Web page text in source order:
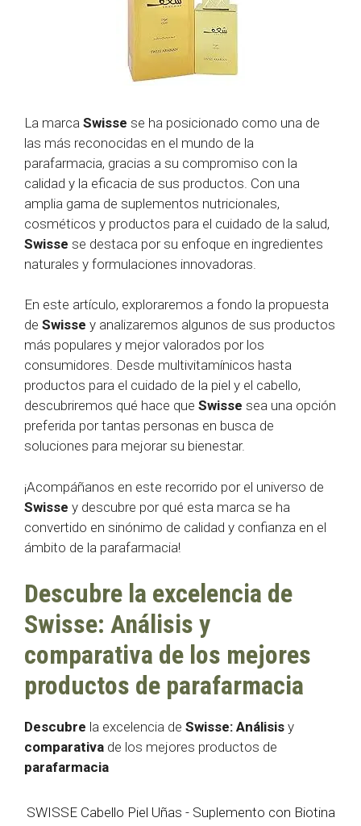
La marca Swisse se ha posicionado como una de
las más reconocidas en el mundo de la
parafarmacia, gracias a su compromiso con la
calidad y la eficacia de sus productos. Con una
amplia gama de suplementos nutricionales,
cosméticos y productos para el cuidado de la salud,
Swisse se destaca por su enfoque en ingredientes
naturales y formulaciones innovadoras.
En este artículo, exploraremos a fondo la propuesta
de Swisse y analizaremos algunos de sus productos
más populares y mejor valorados por los
consumidores. Desde multivitamínicos hasta
productos para el cuidado de la piel y el cabello,
descubriremos qué hace que Swisse sea una opción
preferida por tantas personas en busca de
soluciones para mejorar su bienestar.
¡Acompáñanos en este recorrido por el universo de
Swisse y descubre por qué esta marca se ha
convertido en sinónimo de calidad y confianza en el
ámbito de la parafarmacia!
Descubre la excelencia de
Swisse: Análisis y
comparativa de los mejores
productos de parafarmacia
Descubre la excelencia de Swisse: Análisis y
comparativa de los mejores productos de
parafarmacia
SWISSE Cabello Piel Uñas - Suplemento con Biotina